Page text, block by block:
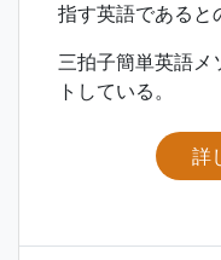
指す英語であると
三拍子簡単英語メ
トしている。
詳